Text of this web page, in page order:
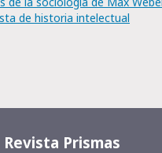
de historia intelectual
Revista Prismas